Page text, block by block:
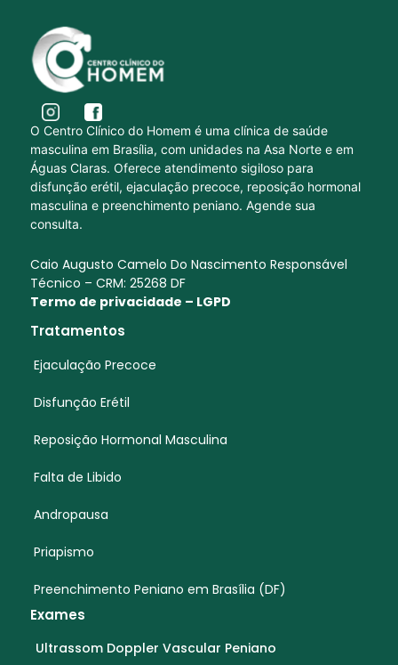
O Centro Clínico do Homem é uma clínica de saúde
masculina em Brasília, com unidades na Asa Norte e em
Águas Claras. Oferece atendimento sigiloso para
disfunção erétil, ejaculação precoce, reposição hormonal
masculina e preenchimento peniano. Agende sua
consulta.
Caio Augusto Camelo Do Nascimento Responsável
Técnico – CRM: 25268 DF
Termo de privacidade – LGPD
Tratamentos
Ejaculação Precoce
Disfunção Erétil
Reposição Hormonal Masculina
Falta de Libido
Andropausa
Priapismo
Preenchimento Peniano em Brasília (DF)
Exames
Ultrassom Doppler Vascular Peniano